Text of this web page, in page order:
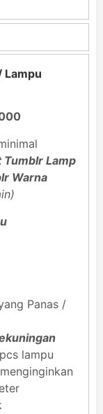
Lampu
Lamp
Warna
Panas /
lampu